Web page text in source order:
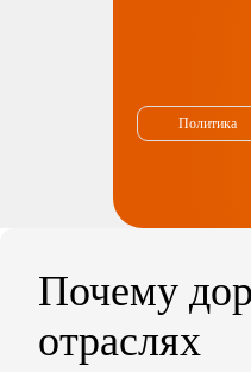
Политика
Почему
отраслях